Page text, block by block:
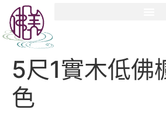
5尺1實木低佛
色